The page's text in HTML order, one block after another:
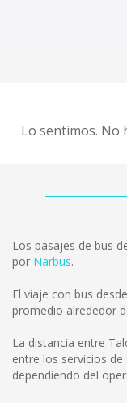
Lo sentimos. No
Los pasajes de bus
por Narbus.
El viaje con bus
promedio alrededor
La distancia entre
entre los servicios de
dependiendo del